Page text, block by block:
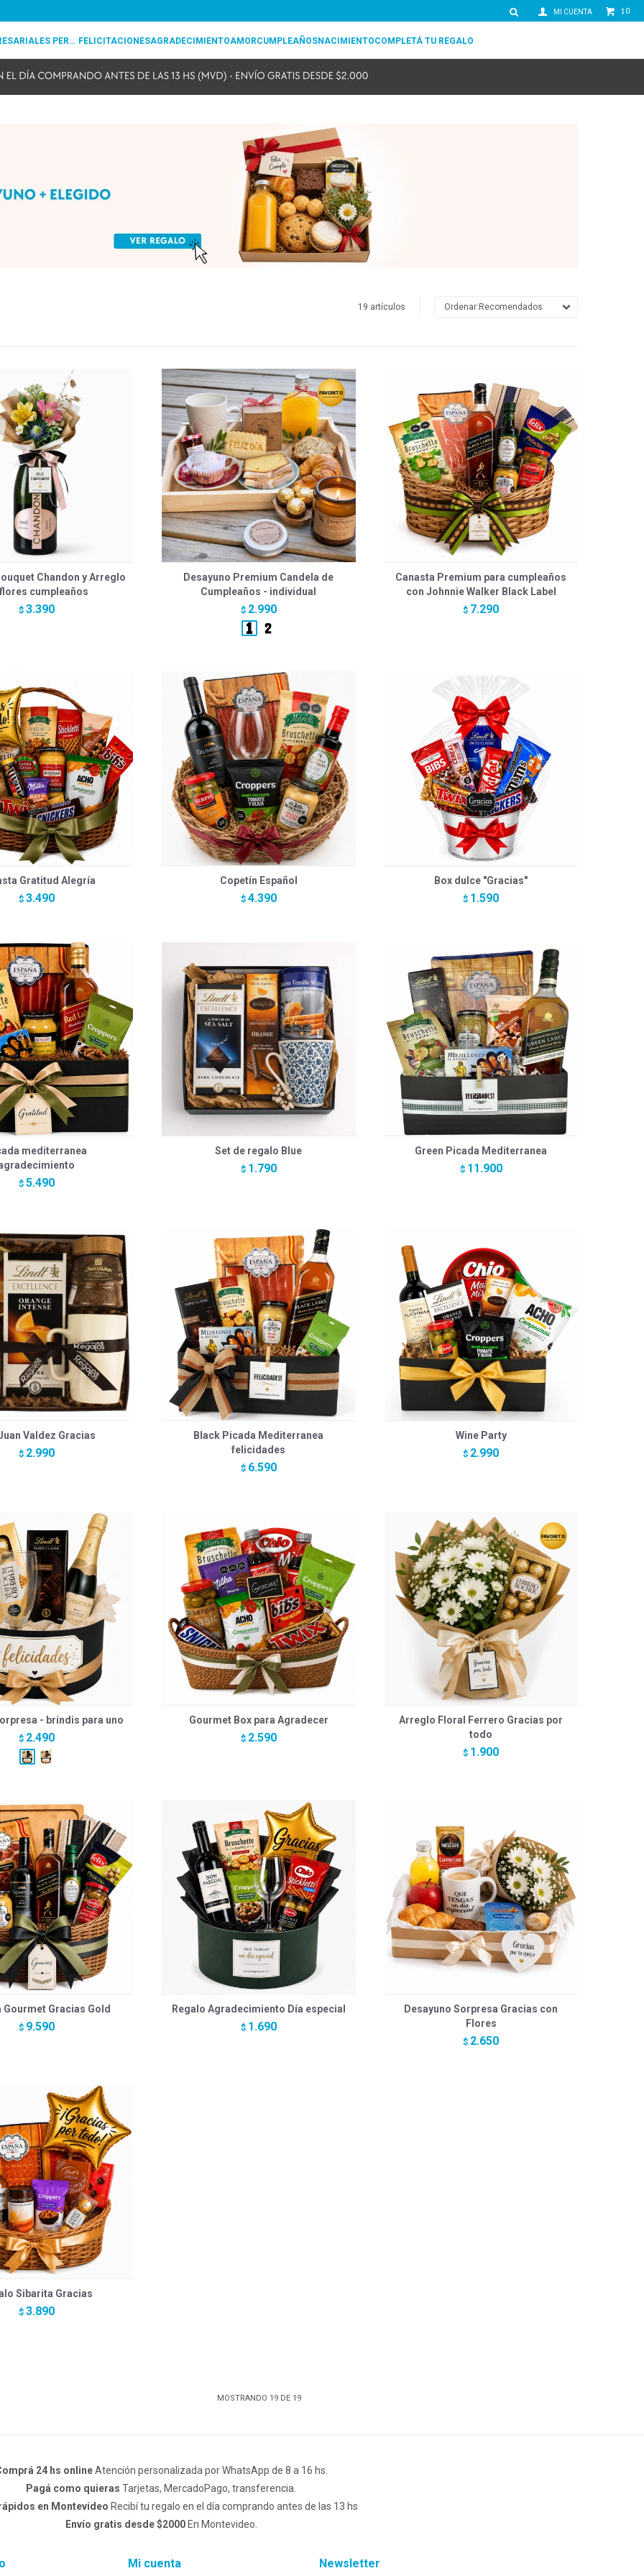
REGALOS EMPRESARIALES PERSONALIZADOS FELICITACIONESAGRADECIMIENTOAMORCUMPLEAÑOSNACIMIENTOCOMPLETÁ TU REGALO
$ 0
19 artículos Recomendados
Chandon y Arreglo
cumpleaños
$ 3.390
Desayuno Premium Candela de
Cumpleaños - individual
$ 2.990
Canasta Premium para cumpleaños
con Johnnie Walker Black Label
$ 7.290
Gratitud Alegría
$ 3.490
Copetín Español
$ 4.390
Box dulce "Gracias"
$ 1.590
mediterranea
$ 5.490
Set de regalo Blue
$ 1.790
Green Picada Mediterranea
$ 11.900
Valdez Gracias
$ 2.990
Black Picada Mediterranea
felicidades
$ 6.590
Wine Party
$ 2.990
- brindis para uno
$ 2.490
Gourmet Box para Agradecer
$ 2.590
Arreglo Floral Ferrero Gracias por
todo
$ 1.900
Gourmet Gracias Gold
$ 9.590
Regalo Agradecimiento Día especial
$ 1.690
Desayuno Sorpresa Gracias con
Flores
$ 2.650
Sibarita Gracias
$ 3.890
MOSTRANDO 19DE 19
24 hs onlineAtención personalizada por WhatsApp de 8 a 16 hs.
Pagá como quieras Tarjetas, MercadoPago, transferencia.
en Montevideo Recibí tu regalo en el día comprando antes de las 13 hs
Envío gratis desde $2000En Montevideo.
Mi cuenta Newsletter